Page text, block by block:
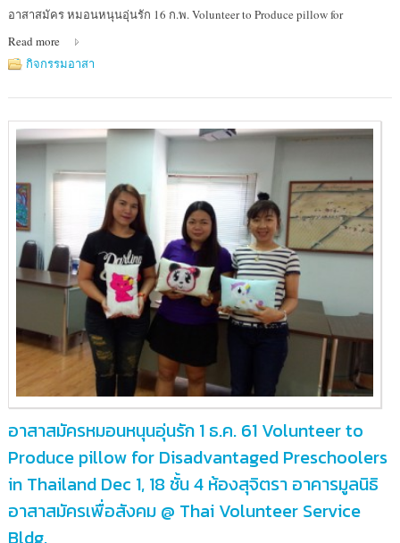
Location
ชั้น
4
สุจิต
รา
อาคาร
มูลนิธิ
สมัคร
เพื่อ
สังคม
อาสาสมัคร หมอนหนุนอุ่นรัก 16 ก.พ. Volunteer to Produce pillow for
Read more
กิจกรรมอาสา
อาสาสมัครหมอนหนุนอุ่นรัก 1 ธ.ค. 61 Volunteer to
Produce pillow for Disadvantaged Preschoolers
in Thailand Dec 1, 18 ชั้น 4 ห้องสุจิตรา อาคารมูลนิธิ
อาสาสมัครเพื่อสังคม @ Thai Volunteer Service
Bldg.